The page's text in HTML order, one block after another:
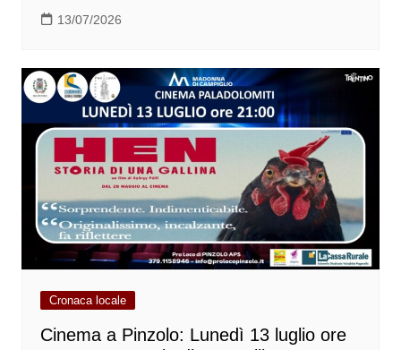
13/07/2026
Cronaca locale
Cinema a Pinzolo: Lunedì 13 luglio ore